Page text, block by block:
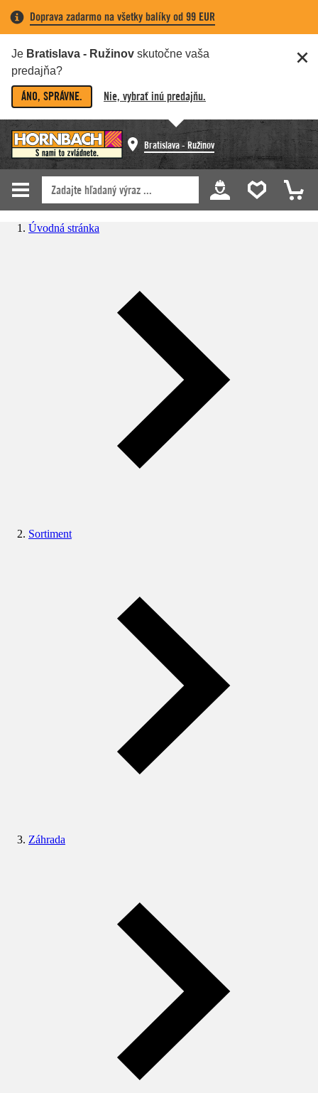
Doprava zadarmo na všetky balíky od 99 EUR
Je Bratislava - Ružinov skutočne vaša
predajňa?
ÁNO, SPRÁVNE. Nie, vybrať inú predajňu.
Bratislava - Ružinov
Úvodná stránka
Sortiment
Záhrada